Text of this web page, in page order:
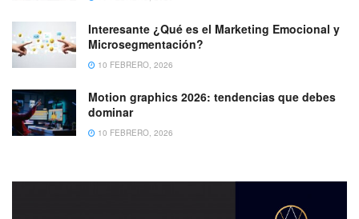
Interesante ¿Qué es el Marketing Emocional y
Microsegmentación?
10 FEBRERO, 2026
Motion graphics 2026: tendencias que debes
dominar
10 FEBRERO, 2026